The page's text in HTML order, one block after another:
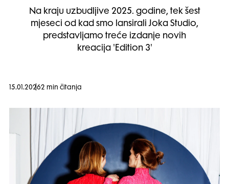
Na kraju uzbudljive 2025. godine, tek šest
mjeseci od kad smo lansirali Joka Studio,
predstavljamo treće izdanje novih
kreacija 'Edition 3'
15.01.20262 min čitanja